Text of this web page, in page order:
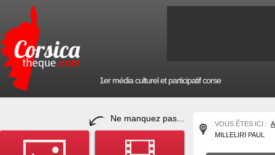
1er média culturel et participatif corse
Ne manquez pas...
VOUS ÊTES ICI :
MILLELIRI PAUL